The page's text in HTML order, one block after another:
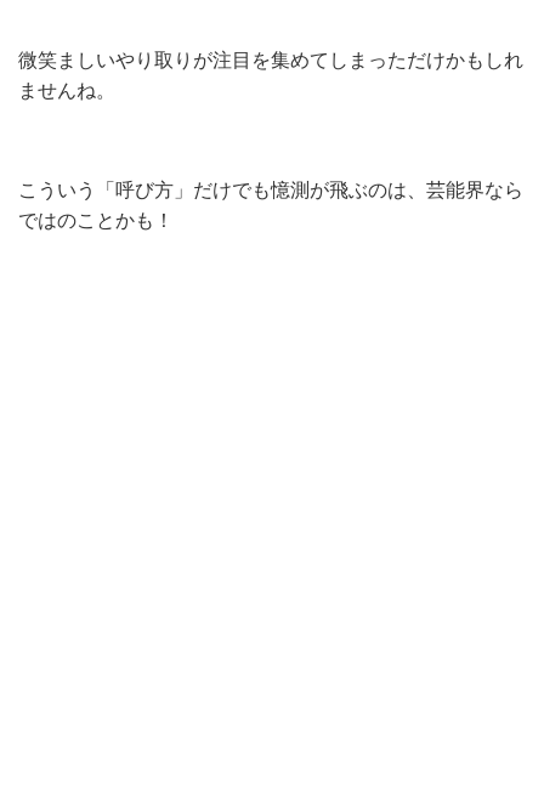
微笑ましいやり取りが注目を集めてしまっただけかもしれ
ませんね。
こういう「呼び方」だけでも憶測が飛ぶのは、芸能界なら
ではのことかも！